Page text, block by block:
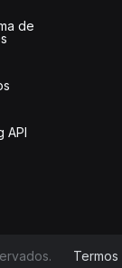
de
API